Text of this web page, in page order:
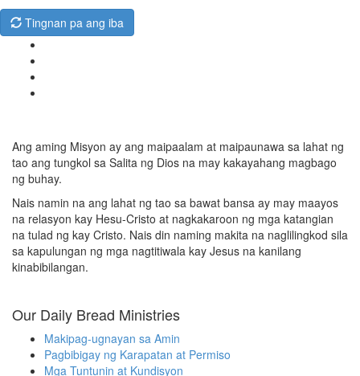
Tingnan pa ang iba
Ang aming Misyon ay ang maipaalam at maipaunawa sa lahat ng
tao ang tungkol sa Salita ng Dios na may kakayahang magbago
ng buhay.
Nais namin na ang lahat ng tao sa bawat bansa ay may maayos
na relasyon kay Hesu-Cristo at nagkakaroon ng mga katangian
na tulad ng kay Cristo. Nais din naming makita na naglilingkod sila
sa kapulungan ng mga nagtitiwala kay Jesus na kanilang
kinabibilangan.
Our Daily Bread Ministries
Makipag-ugnayan sa Amin
Pagbibigay ng Karapatan at Permiso
Mga Tuntunin at Kundisyon